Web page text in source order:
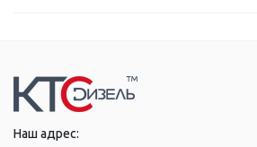
Наш адрес: